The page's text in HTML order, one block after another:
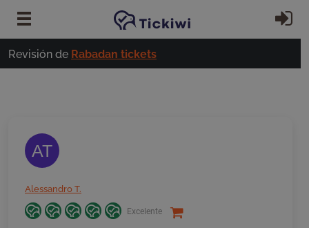
Revisión de Rabadan tickets
AT
Alessandro T.
Excelente